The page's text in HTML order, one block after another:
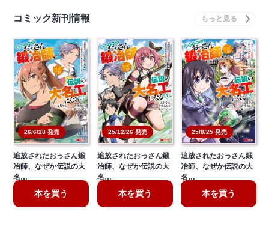
コミック新刊情報
26/6/28 発売
追放されたおっさん鍛
冶師、なぜか伝説の大
名…
本を買う
25/12/26 発売
追放されたおっさん鍛
冶師、なぜか伝説の大
名…
本を買う
25/8/25 発売
追放されたおっさん鍛
冶師、なぜか伝説の大
名…
本を買う